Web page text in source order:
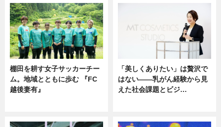
棚田を耕す女子サッカーチー
ム。地域とともに歩む 『FC
越後妻有』
「美しくありたい」は贅沢で
はない――乳がん経験から見
えた社会課題とビジ…